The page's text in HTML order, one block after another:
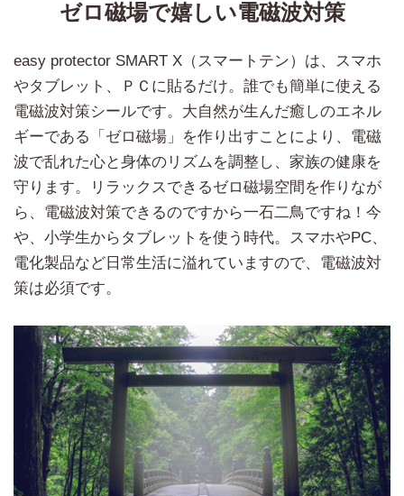
ゼロ磁場で嬉しい電磁波対策
easy protector SMART X（スマートテン）は、スマホ
やタブレット、ＰＣに貼るだけ。誰でも簡単に使える
電磁波対策シールです。大自然が生んだ癒しのエネル
ギーである「ゼロ磁場」を作り出すことにより、電磁
波で乱れた心と身体のリズムを調整し、家族の健康を
守ります。リラックスできるゼロ磁場空間を作りなが
ら、電磁波対策できるのですから一石二鳥ですね！今
や、小学生からタブレットを使う時代。スマホやPC、
電化製品など日常生活に溢れていますので、電磁波対
策は必須です。